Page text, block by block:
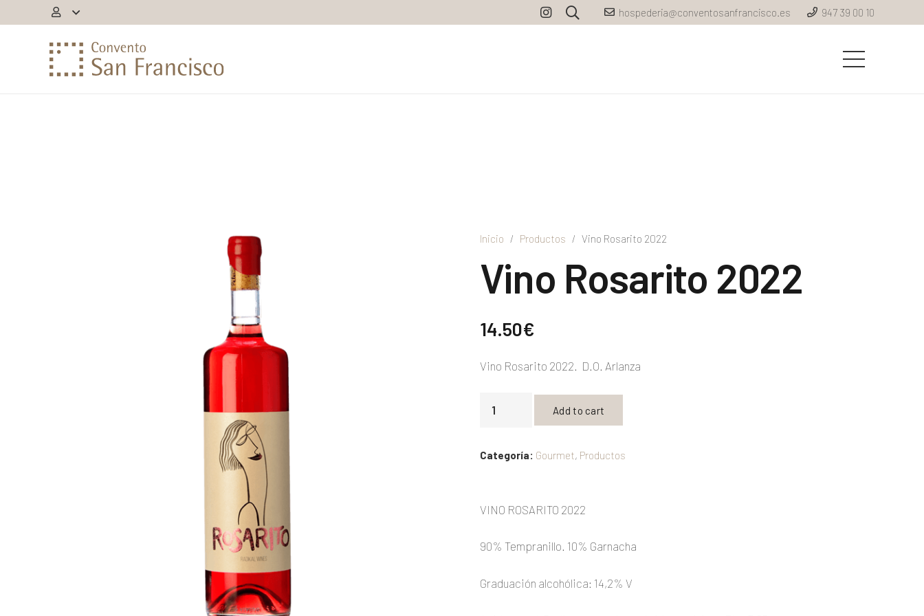
hospederia@conventosanfrancisco.es 947 39 00 10
Inicio / Productos / Vino Rosarito 2022
Vino Rosarito 2022
14.50€
Vino Rosarito 2022. D.O. Arlanza
quantity
Add to cart
Categoría: Gourmet, Productos
VINO ROSARITO 2022
90% Tempranillo. 10% Garnacha
Graduación alcohólica: 14,2% V